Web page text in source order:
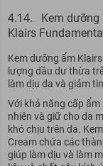
4.14. Kem dưỡng
Klairs
Kem dưỡng ẩm
lượng dầu dư thừa
làm dịu da và giảm
Với khả năng cấp
nhiên và giữ cho da
khó chịu trên da.
Cream chứa các
giúp làm dịu và làm